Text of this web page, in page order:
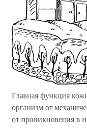
Главная функция
организм от
от проникновения в